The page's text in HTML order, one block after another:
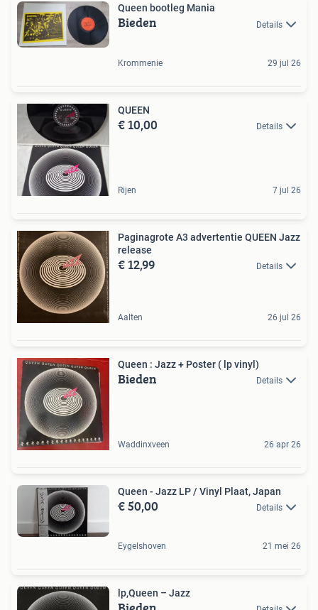
Queen bootleg Mania
Bieden Details
Krommenie 29 jul 26
QUEEN
€ 10,00 Details
Rijen 7 jul 26
Paginagrote A3 advertentie QUEEN Jazz
release
€ 12,99 Details
Aalten 26 jul 26
Queen : Jazz + Poster ( lp vinyl)
Bieden Details
Waddinxveen 26 apr 26
Queen - Jazz LP / Vinyl Plaat, Japan
€ 50,00 Details
Eygelshoven 21 mei 26
lp,Queen – Jazz